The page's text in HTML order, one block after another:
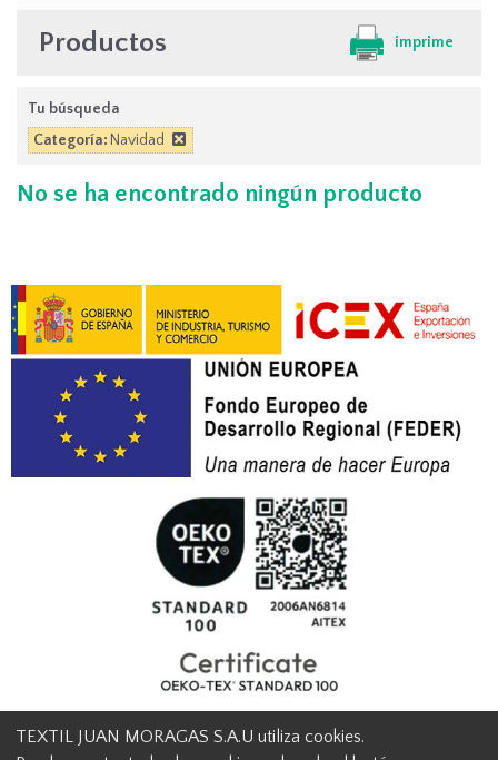
Productos imprime
Tu búsqueda
Categoría: Navidad
No se ha encontrado ningún producto
TEXTIL JUAN MORAGAS S.A.U utiliza cookies.